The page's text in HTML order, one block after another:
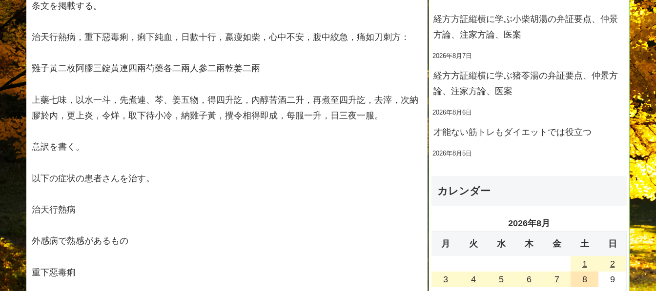
条文を掲載する。
治天行熱病，重下惡毒痢，痢下純血，日數十行，蠃瘦如柴，心中不安，腹中絞急，痛如刀刺方：
雞子黃二枚阿膠三錠黃連四兩芍藥各二兩人參二兩乾姜二兩
上藥七味，以水一斗，先煮連、芩、姜五物，得四升訖，內醇苦酒二升，再煮至四升訖，去滓，次納
膠於內，更上炎，令烊，取下待小冷，納雞子黃，攪令相得即成，每服一升，日三夜一服。
意訳を書く。
以下の症状の患者さんを治す。
治天行熱病
外感病で熱感があるもの
重下惡毒痢
経方方証縦横に学ぶ小柴胡湯の弁証要点、仲景
方論、注家方論、医案
2026年8月7日
経方方証縦横に学ぶ猪苓湯の弁証要点、仲景方
論、注家方論、医案
2026年8月6日
才能ない筋トレもダイエットでは役立つ
2026年8月5日
カレンダー
2026年8月
月 火 水 木 金 土 日
1
2
3
4 5 6 7 8
9